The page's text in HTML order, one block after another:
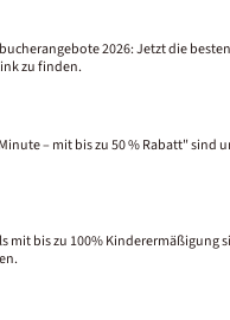
2026: Jetzt die
zu finden.
– mit bis zu 50 % Rabatt" sind
mit bis zu 100% Kinderermäßigung